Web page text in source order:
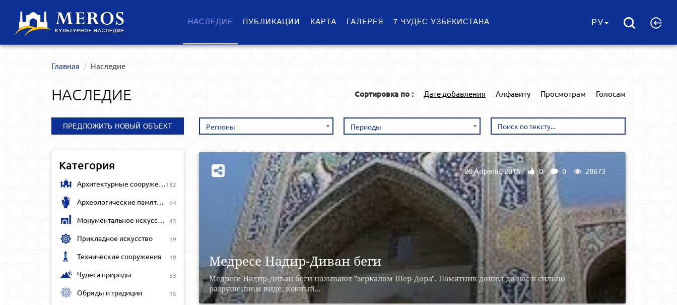
НАСЛЕДИЕ ПУБЛИКАЦИИ КАРТА ГАЛЕРЕЯ 7 ЧУДЕС УЗБЕКИСТАНА РУ
Главная Наследие
НАСЛЕДИЕ Сортировка по : Дате добавления Алфавиту Просмотрам Голосам
ПРЕДЛОЖИТЬ НОВЫЙ ОБЪЕКТ
Категория
Архитектурные сооружения 182
Археологические памятники 64
Монументальное искусство 45
Прикладное искусство 19
Технические сооружения 19
Чудеса природы 53
Обряды и традиции 15
Регионы Периоды
Медресе Надир-Диван беги
Медресе Надир-Диван беги называют "зеркалом Шер-Дора". Памятник дошел до нас в сильно
разрушенном виде: южный...
20 Апрель, 2015 0 0 28673